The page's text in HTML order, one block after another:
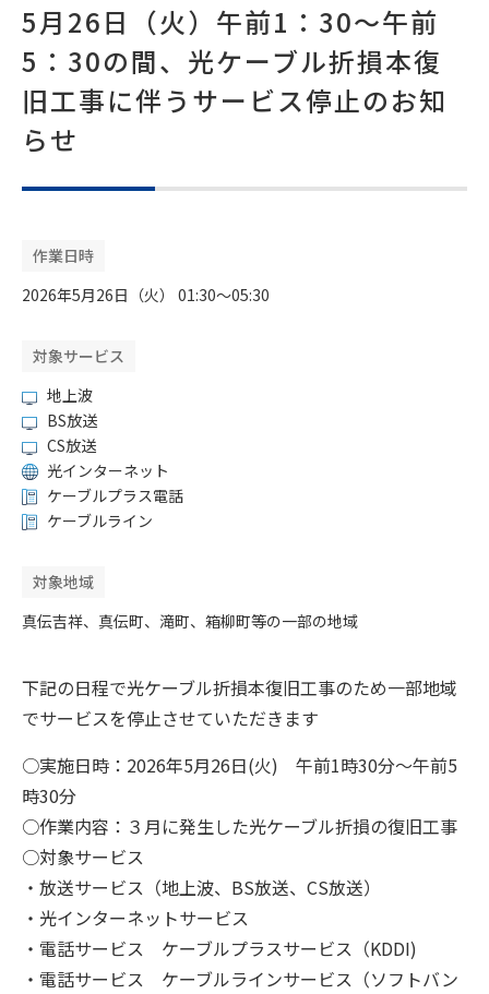
5月26日（火）午前1：30～午前
5：30の間、光ケーブル折損本復
旧工事に伴うサービス停止のお知
らせ
作業日時
2026年5月26日（火） 01:30〜05:30
対象サービス
地上波
BS放送
CS放送
光インターネット
ケーブルプラス電話
ケーブルライン
対象地域
真伝吉祥、真伝町、滝町、箱柳町等の一部の地域
下記の日程で光ケーブル折損本復旧工事のため一部地域
でサービスを停止させていただきます
○実施日時：2026年5月26日(火) 午前1時30分～午前5
時30分
○作業内容：３月に発生した光ケーブル折損の復旧工事
○対象サービス
・放送サービス（地上波、BS放送、CS放送）
・光インターネットサービス
・電話サービス ケーブルプラスサービス（KDDI)
・電話サービス ケーブルラインサービス（ソフトバン